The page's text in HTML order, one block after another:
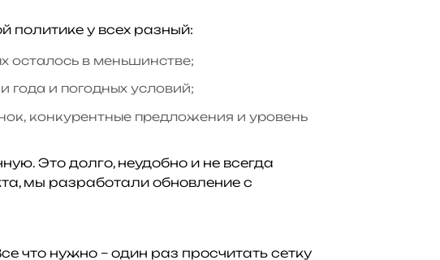
политике у всех разный:
осталось в меньшинстве;
года и погодных условий;
конкурентные предложения и уровень
Это долго, неудобно и не всегда
мы разработали обновление с
что нужно – один раз просчитать сетку